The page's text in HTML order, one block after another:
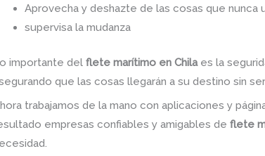
Aprovecha y deshazte de las cosas que nunca
supervisa la mudanza
importante delflete marítimo en Chila es la
que las cosas llegarán a su destino sin
trabajamos de la mano con aplicaciones y
empresas confiables y amigables deflete